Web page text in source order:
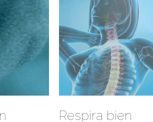
Respira bien